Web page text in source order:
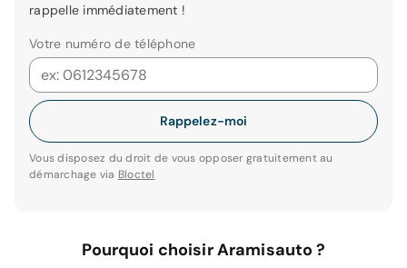
rappelle immédiatement !
Votre numéro de téléphone
Rappelez-moi
Vous disposez du droit de vous opposer gratuitement au
démarchage via Bloctel
Pourquoi choisir Aramisauto ?